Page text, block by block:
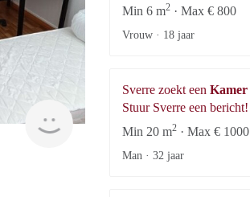
finder
Min 6 m2 · Max € 800
Vrouw · 18 jaar
Sverre zoekt een Kamer
Stuur Sverre een bericht!
Min 20 m2 · Max € 1000
Man · 32 jaar